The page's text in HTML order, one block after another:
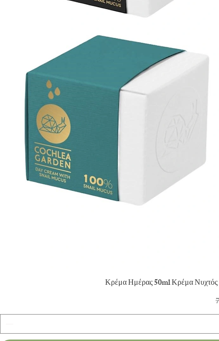
Κρέμα Ημέρας 50ml Κρέμα